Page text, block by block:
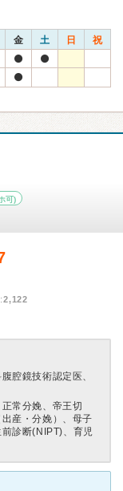
金 土 日 祝
可)
2,122
腔鏡技術認定医、
常分娩、帝王切
産・分娩）、母子
診断(NIPT)、育児